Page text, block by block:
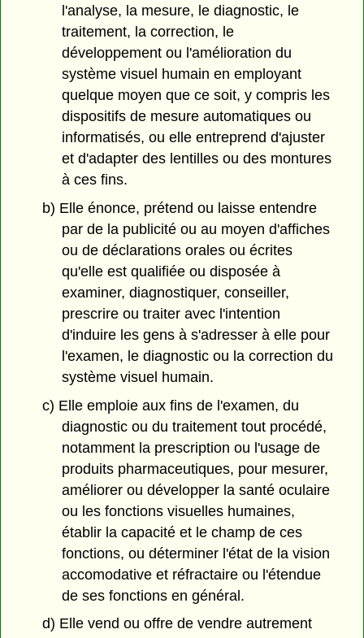
l'analyse, la mesure, le diagnostic, le
traitement, la correction, le
développement ou l'amélioration du
système visuel humain en employant
quelque moyen que ce soit, y compris les
dispositifs de mesure automatiques ou
informatisés, ou elle entreprend d'ajuster
et d'adapter des lentilles ou des montures
à ces fins.
b) Elle énonce, prétend ou laisse entendre
par de la publicité ou au moyen d'affiches
ou de déclarations orales ou écrites
qu'elle est qualifiée ou disposée à
examiner, diagnostiquer, conseiller,
prescrire ou traiter avec l'intention
d'induire les gens à s'adresser à elle pour
l'examen, le diagnostic ou la correction du
système visuel humain.
c) Elle emploie aux fins de l'examen, du
diagnostic ou du traitement tout procédé,
notamment la prescription ou l'usage de
produits pharmaceutiques, pour mesurer,
améliorer ou développer la santé oculaire
ou les fonctions visuelles humaines,
établir la capacité et le champ de ces
fonctions, ou déterminer l'état de la vision
accomodative et réfractaire ou l'étendue
de ses fonctions en général.
d) Elle vend ou offre de vendre autrement